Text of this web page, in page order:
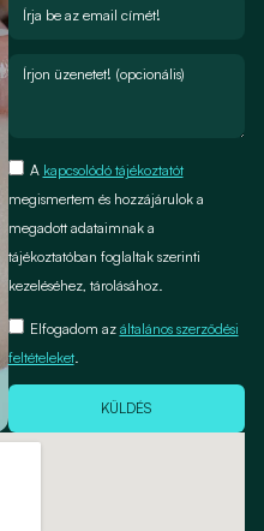
A kapcsolódó tájékoztatót
megismertem és hozzájárulok a
megadott adataimnak a
tájékoztatóban foglaltak szerinti
kezeléséhez, tárolásához.
Elfogadom az általános szerződési
feltételeket.
KÜLDÉS